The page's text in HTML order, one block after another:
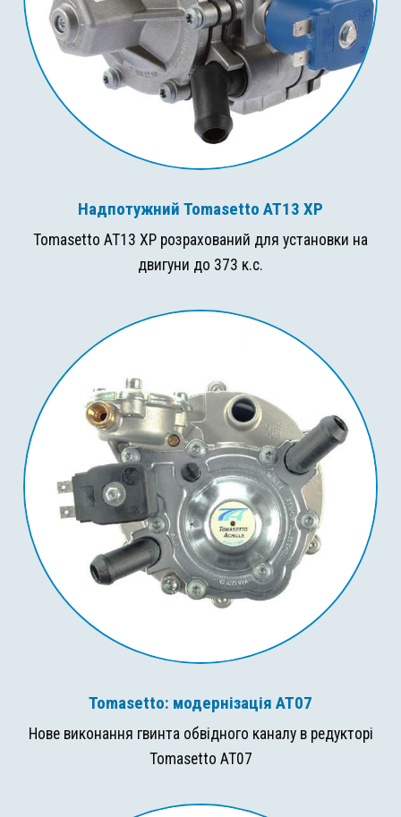
Надпотужний Tomasetto AT13 XP
Tomasetto AT13 XP розрахований для установки на
двигуни до 373 к.с.
Tomasetto: модернізація AT07
Нове виконання гвинта обвідного каналу в редукторі
Tomasetto AT07